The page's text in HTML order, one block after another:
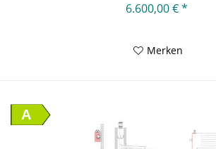
6.600,00 € *
Merken
A